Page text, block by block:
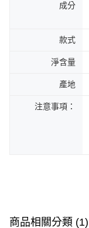
成分
款式
淨含量
產地
注意事項：
商品相關分類 (1)